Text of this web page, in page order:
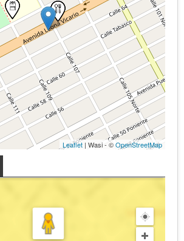
Leaflet | Wasi - ©OpenStreetMap